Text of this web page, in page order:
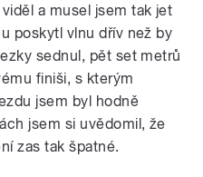
a musel jsem tak jet
poskytl vlnu dřív než by
sednul, pět set metrů
finiši, s kterým
jsem byl hodně
jsem si uvědomil, že
zas tak špatné.